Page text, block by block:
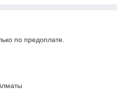
по предоплате.